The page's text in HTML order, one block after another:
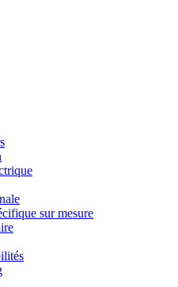
sur mesure